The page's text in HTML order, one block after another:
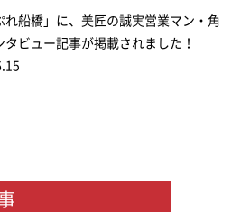
れ船橋」に、美匠の誠実営業マン・角
タビュー記事が掲載されました！